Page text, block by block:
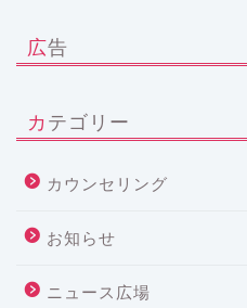
広告
カテゴリー
カウンセリング
お知らせ
ニュース広場